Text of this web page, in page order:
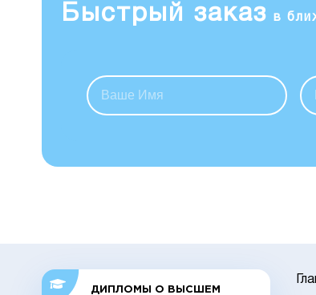
Быстрый заказ в
ДИПЛОМЫ О ВЫСШЕМ